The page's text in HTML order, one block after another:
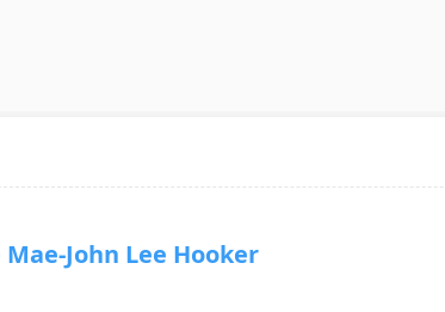
Mae-John Lee Hooker